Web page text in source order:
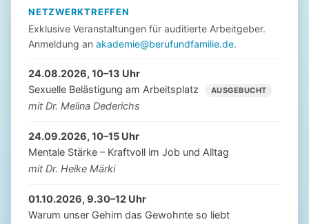
NETZWERKTREFFEN
Exklusive Veranstaltungen für auditierte Arbeitgeber.
Anmeldung an akademie@berufundfamilie.de.
24.08.2026, 10–13 Uhr
Sexuelle Belästigung am Arbeitsplatz
AUSGEBUCHT
mit Dr. Melina Dederichs
24.09.2026, 10–15 Uhr
Mentale Stärke – Kraftvoll im Job und Alltag
mit Dr. Heike Märki
01.10.2026, 9.30–12 Uhr
Warum unser Gehirn das Gewohnte so liebt